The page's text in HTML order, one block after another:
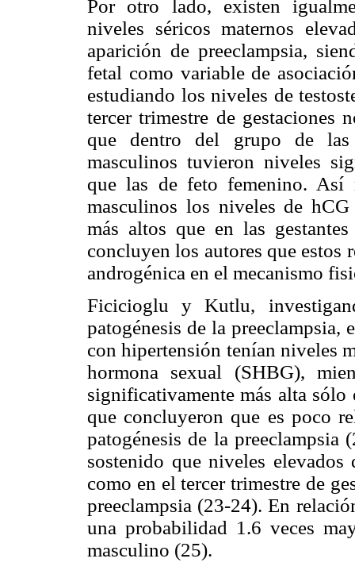
Por otro lado, existen
niveles séricos maternos
aparición de preeclampsia,
fetal como variable de
estudiando los niveles de
tercer trimestre de gestaciones
que dentro del grupo de las
masculinos tuvieron niveles
que las de feto femenino. Así
masculinos los niveles de
más altos que en las
concluyen los autores que
androgénica en el mecanismo
Ficicioglu y Kutlu,
patogénesis de la preeclampsia,
con hipertensión tenían niveles
hormona sexual (SHBG),
significativamente más alta
que concluyeron que es poco
patogénesis de la preeclampsia
sostenido que niveles
como en el tercer trimestre de
preeclampsia (23-24). En
una probabilidad 1.6 veces
masculino (25).